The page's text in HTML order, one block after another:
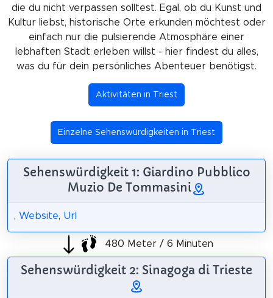
die du nicht verpassen solltest. Egal, ob du Kunst und
Kultur liebst, historische Orte erkunden möchtest oder
einfach nur die pulsierende Atmosphäre einer
lebhaften Stadt erleben willst - hier findest du alles,
was du für dein persönliches Abenteuer benötigst.
Aktivitäten in Triest
Einzelne Sehenswürdigkeiten in Triest
Sehenswürdigkeit 1: Giardino Pubblico
Muzio De Tommasini
, Website, Url
480 Meter / 6 Minuten
Sehenswürdigkeit 2: Sinagoga di Trieste